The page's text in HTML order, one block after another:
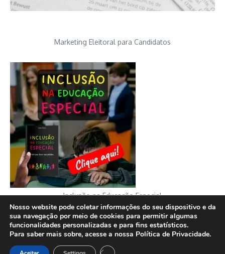
Marketing Eleitoral para Candidatos
Inclusão na Educação Especial
Copyright © 2026 FATO sem fake | Desenvolvido por
Nosso website pode coletar informações do seu dispositivo e da
sua navegação por meio de cookies para permitir algumas
funcionalidades personalizadas e para fins estatísticos.
Para saber mais sobre, acesse a nossa Política de Privacidade.
Close GDPR Cookie Banner